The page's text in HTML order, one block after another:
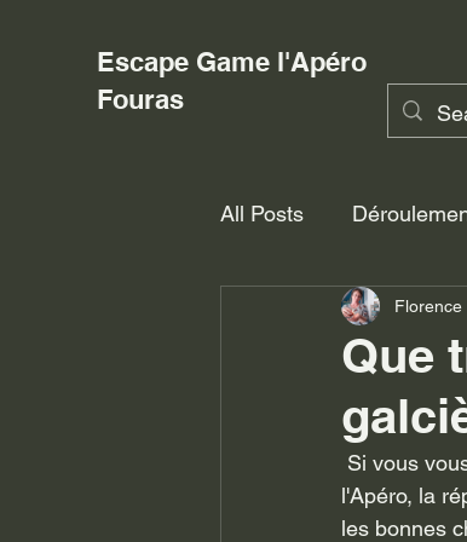
Escape Game l'Apéro
Fouras
All Posts
Que
Florence
l'Apéro, la
les bonnes